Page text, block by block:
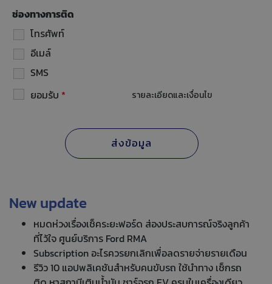
ช่องทางการติด
โทรศัพท์
อีเมล์
SMS
ยอมรับ * รายละเอียดและเงื่อนไข
New update
หมดห่วงเรื่องเช็คระยะฟอร์ด ส่องประสบการณ์จริงลูกค้า
ที่ไว้ใจ ศูนย์บริการ Ford RMA
Subscription อะไรควรยกเลิกเพื่อลดรายจ่ายรายเดือน
รีวิว 10 แอปพลิเคชันสำหรับคนขับรถ ใช้นำทาง เช็กรถ